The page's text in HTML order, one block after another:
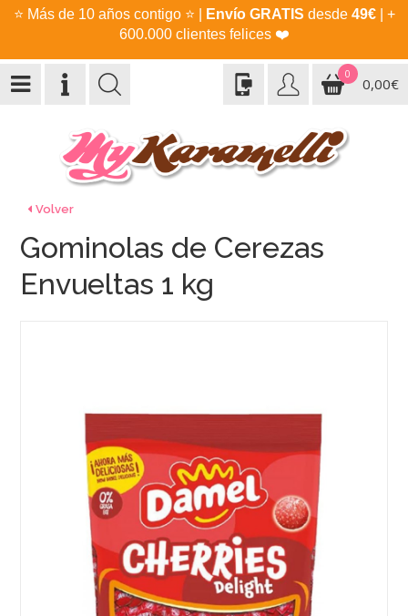
⭐ Más de 10 años contigo ⭐ Envío GRATIS desde 49€| +
600.000 clientes felices ❤️
0
0,00€
Volver
Gominolas de Cerezas
Envueltas 1 kg